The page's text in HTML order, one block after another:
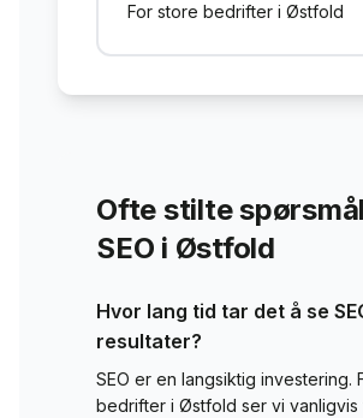
For store bedrifter i Østfold
Ofte stilte
SEO i Østfold
Hvor lang tid tar det å se
resultater?
SEO er en langsiktig investering.
bedrifter i Østfold ser vi vanligvis